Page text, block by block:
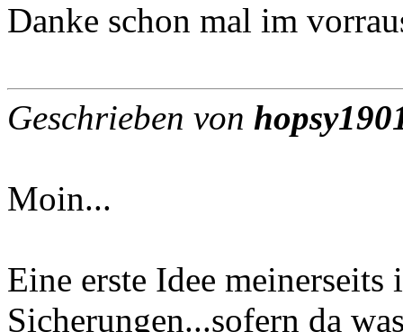
Danke schon mal im
Geschrieben von
Moin...
Eine erste Idee
Sicherungen...sofern da